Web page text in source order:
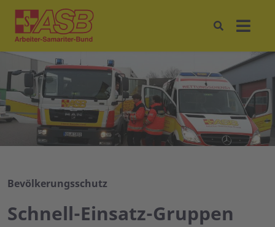
Bevölkerungsschutz
Schnell-Einsatz-Gruppen